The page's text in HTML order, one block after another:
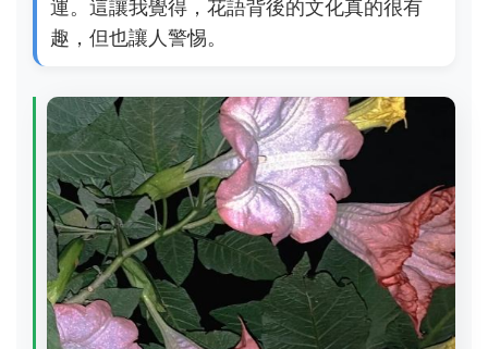
運。這讓我覺得，花語背後的文化真的很有
趣，但也讓人警惕。